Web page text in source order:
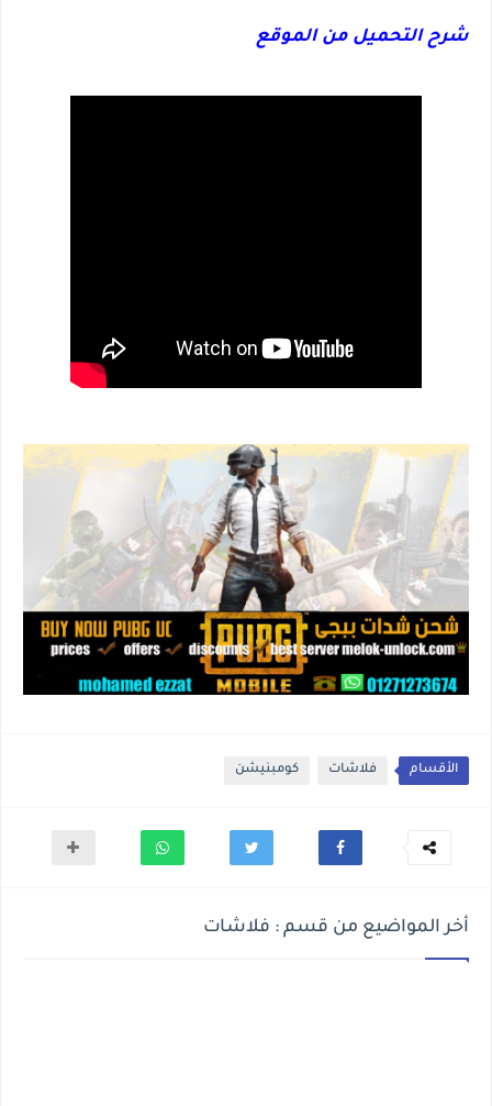
شرح التحميل من الموقع
الأقسام فلاشات كومبنيشن
أخر المواضيع من قسم : فلاشات